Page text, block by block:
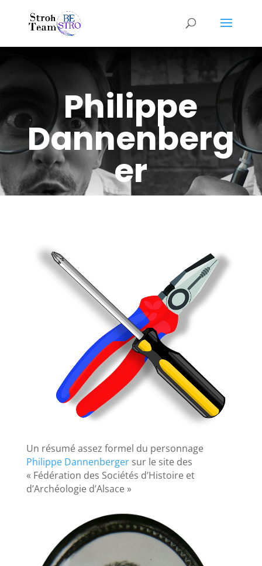
Philippe
Dannenberg
er
Un résumé assez formel du personnage
Philippe Dannenbergersur le site des
« Fédération des Sociétés d’Histoire et
d’Archéologie d’Alsace »